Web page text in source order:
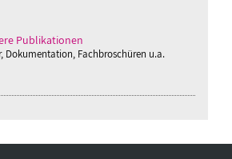
Publikationen
Dokumentation, Fachbroschüren u.a.